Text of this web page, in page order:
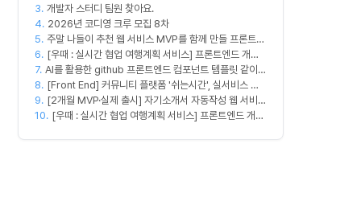
스 MVP 개발
3. 개발자 스터디 팀원 찾아요.
4. 2026년 코디영 크루 모집 8차
5. 주말 나들이 추천 웹 서비스 MVP를 함께 만들 프론트엔
드/디자이너 모집합니다
6. [우때 : 실시간 협업 여행계획 서비스] 프론트엔드 개발
자 팀원을 모집합니다
7. AI를 활용한 github 프론트엔드 컴포넌트 템플릿 같이
만드실분
8. [Front End] 커뮤니티 플랫폼 '쉬는시간', 실서비스 출
시 목표
9. [2개월 MVP·실제 출시] 자기소개서 자동작성 웹 서비스
디자이너·프론트엔드·백엔드·AI 엔지니어 모집
10. [우때 : 실시간 협업 여행계획 서비스] 프론트엔드 개발